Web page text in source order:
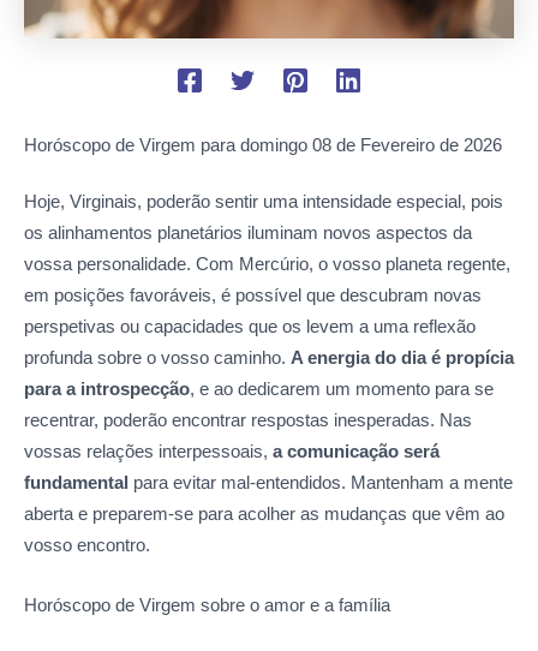
Horóscopo de Virgem para domingo 08 de Fevereiro de 2026
Hoje, Virginais, poderão sentir uma intensidade especial, pois
os alinhamentos planetários iluminam novos aspectos da
vossa personalidade. Com Mercúrio, o vosso planeta regente,
em posições favoráveis, é possível que descubram novas
perspetivas ou capacidades que os levem a uma reflexão
profunda sobre o vosso caminho. A energia do dia é propícia
para a introspecção, e ao dedicarem um momento para se
recentrar, poderão encontrar respostas inesperadas. Nas
vossas relações interpessoais, a comunicação será
fundamental para evitar mal-entendidos. Mantenham a mente
aberta e preparem-se para acolher as mudanças que vêm ao
vosso encontro.
Horóscopo de Virgem sobre o amor e a família